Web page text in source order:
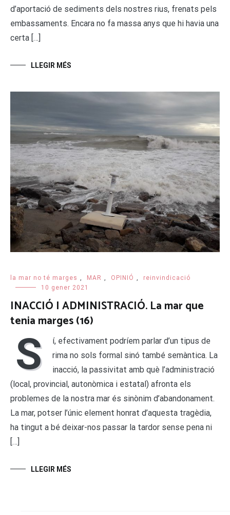
d’aportació de sediments dels nostres rius, frenats pels
embassaments. Encara no fa massa anys que hi havia una
certa […]
LLEGIR MÉS
la mar no té marges , MAR , OPINIÓ ,
reinvindicació
10 gener 2021
INACCIÓ I ADMINISTRACIÓ. La mar que
tenia marges (16)
S
í, efectivament podríem parlar d’un tipus de
rima no sols formal sinó també semàntica. La
inacció, la passivitat amb què l’administració
(local, provincial, autonòmica i estatal) afronta els
problemes de la nostra mar és sinònim d’abandonament.
La mar, potser l’únic element honrat d’aquesta tragèdia,
ha tingut a bé deixar-nos passar la tardor sense pena ni
[…]
LLEGIR MÉS